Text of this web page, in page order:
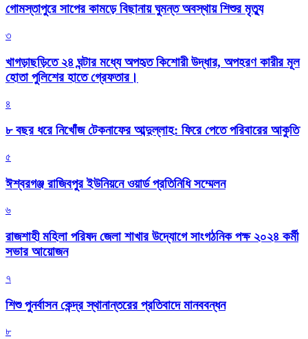
গোমস্তাপুরে সাপের কামড়ে বিছানায় ঘুমন্ত অবস্থায় শিশুর মৃত্যু
৩
খাগড়াছড়িতে ২৪ ঘন্টার মধ্যে অপহৃত কিশোরী উদ্ধার, অপহরণ কারীর মূল
হোতা পুলিশের হাতে গ্রেফতার।
৪
৮ বছর ধরে নিখোঁজ টেকনাফের আব্দুল্লাহ: ফিরে পেতে পরিবারের আকুতি
৫
ঈশ্বরগঞ্জ রাজিবপুর ইউনিয়নে ওয়ার্ড প্রতিনিধি সম্মেলন
৬
রাজশাহী মহিলা পরিষদ জেলা শাখার উদ্যোগে সাংগঠনিক পক্ষ ২০২৪ কর্মী
সভার আয়োজন
৭
শিশু পুনর্বাসন কেন্দ্র স্থানান্তরের প্রতিবাদে মানববন্ধন
৮